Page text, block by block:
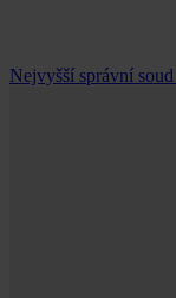
Nejvyšší správní soud